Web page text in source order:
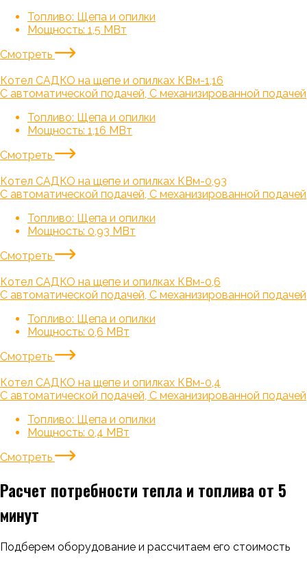
Топливо: Щепа и опилки
Мощность: 1,5 МВт
Смотреть
Котел САДКО на щепе и опилках КВм-1,16
С автоматической подачей, С механизированной подачей
Топливо: Щепа и опилки
Мощность: 1,16 МВт
Смотреть
Котел САДКО на щепе и опилках КВм-0,93
С автоматической подачей, С механизированной подачей
Топливо: Щепа и опилки
Мощность: 0,93 МВт
Смотреть
Котел САДКО на щепе и опилках КВм-0,6
С автоматической подачей, С механизированной подачей
Топливо: Щепа и опилки
Мощность: 0,6 МВт
Смотреть
Котел САДКО на щепе и опилках КВм-0,4
С автоматической подачей, С механизированной подачей
Топливо: Щепа и опилки
Мощность: 0,4 МВт
Смотреть
Расчет потребности тепла и топлива от 5
минут
Подберем оборудование и рассчитаем его стоимость